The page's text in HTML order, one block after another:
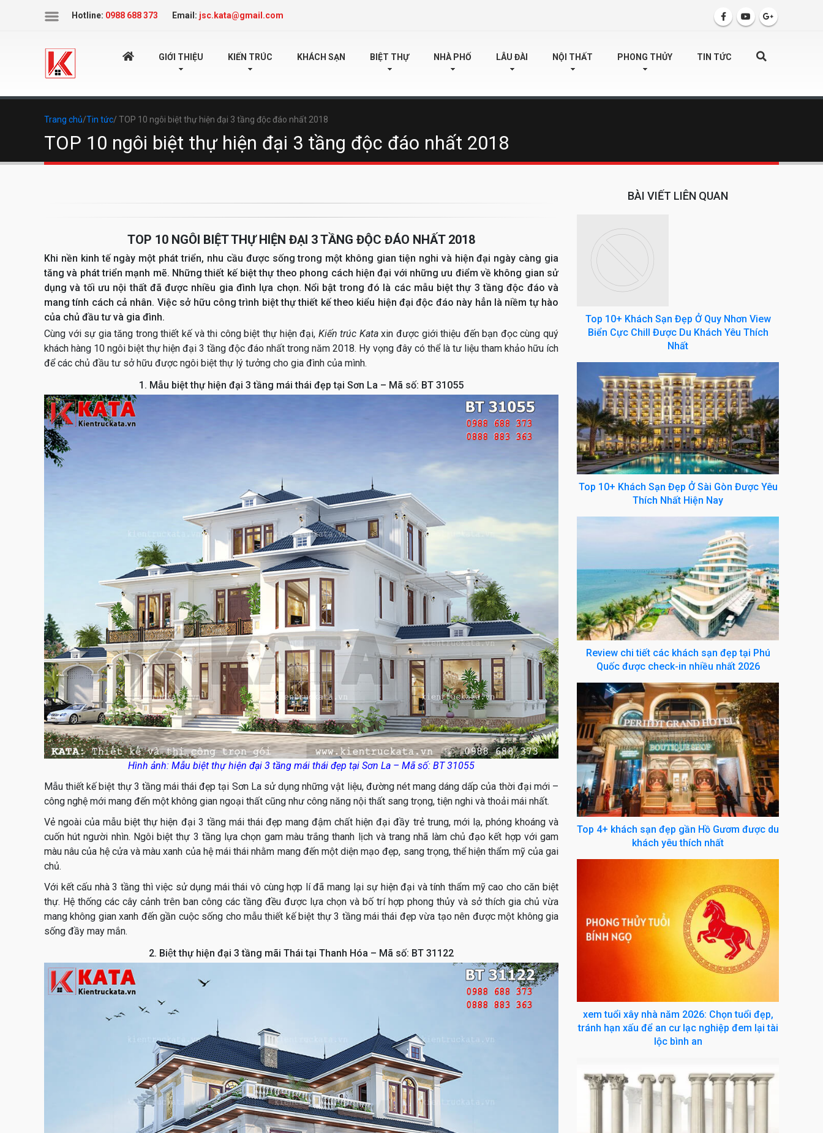
IconHotline: 0988 688 373 Email: jsc.kata@gmail.com
TRANGGIỚI THIỆU KIẾN TRÚC KHÁCH SẠN BIỆT THỰ NHÀ PHỐ LÂU ĐÀI NỘI THẤT PHONG THỦY TIN TỨC
Trang chủ/Tin tức/ TOP 10 ngôi biệt thự hiện đại 3 tầng độc đáo nhất 2018
TOP 10 ngôi biệt thự hiện đại 3 tầng độc đáo nhất 2018
TOP 10 NGÔI BIỆT THỰ HIỆN ĐẠI 3 TẦNG ĐỘC ĐÁO NHẤT 2018
Khi nền kinh tế ngày một phát triển, nhu cầu được sống trong một không gian tiện nghi và hiện đại ngày càng gia
tăng và phát triển mạnh mẽ. Những thiết kế biệt thự theo phong cách hiện đại với những ưu điểm về không gian sử
dụng và tối ưu nội thất đã được nhiều gia đình lựa chọn. Nổi bật trong đó là các mẫu biệt thự 3 tầng độc đáo và
mang tính cách cả nhân. Việc sở hữu công trình biệt thự thiết kế theo kiểu hiện đại độc đáo này hẳn là niềm tự hào
của chủ đầu tư và gia đình.
Cùng với sự gia tăng trong thiết kế và thi công biệt thự hiện đại, Kiến trúc Kataxin được giới thiệu đến bạn đọc cùng quý
khách hàng 10 ngôi biệt thự hiện đại 3 tầng độc đáo nhất trong năm 2018. Hy vọng đây có thể là tư liệu tham khảo hữu ích
để các chủ đầu tư sở hữu được ngôi biệt thự lý tưởng cho gia đình của mình.
1. Mẫu biệt thự hiện đại 3 tầng mái thái đẹp tại Sơn La – Mã số: BT 31055
Hình ảnh: Mẫu biệt thự hiện đại 3 tầng mái thái đẹp tại Sơn La – Mã số: BT 31055
Mẫu thiết kế biệt thự 3 tầng mái thái đẹp tại Sơn La sử dụng những vật liệu, đường nét mang dáng dấp của thời đại mới –
công nghệ mới mang đến một không gian ngoại thất cũng như công năng nội thất sang trọng, tiện nghi và thoải mái nhất.
Vẻ ngoài của mẫu biệt thự hiện đại 3 tầng mái thái đẹp mang đậm chất hiện đại đầy trẻ trung, mới lạ, phóng khoáng và
cuốn hút người nhìn. Ngôi biệt thự 3 tầng lựa chọn gam màu trắng thanh lịch và trang nhã làm chủ đạo kết hợp với gam
màu nâu của hệ cửa và màu xanh của hệ mái thái nhằm mang đến một diện mạo đẹp, sang trọng, thể hiện thẩm mỹ của gai
chủ.
Với kết cấu nhà 3 tầng thì việc sử dụng mái thái vô cùng hợp lí đã mang lại sự hiện đại và tính thẩm mỹ cao cho căn biệt
thự. Hệ thống các cây cảnh trên ban công các tầng đều được lựa chọn và bố trí hợp phong thủy và sở thích gia chủ vừa
mang không gian xanh đến gần cuộc sống cho mẫu thiết kế biệt thự 3 tầng mái thái đẹp vừa tạo nên được một không gia
sống đầy may mắn.
2. Biệt thự hiện đại 3 tầng mãi Thái tại Thanh Hóa – Mã số: BT 31122
BÀI VIẾT LIÊN QUAN
Top 10+ Khách Sạn Đẹp Ở Quy Nhơn View
Biển Cực Chill Được Du Khách Yêu Thích
Nhất
Top 10+ Khách Sạn Đẹp Ở Sài Gòn Được Yêu
Thích Nhất Hiện Nay
Review chi tiết các khách sạn đẹp tại Phú
Quốc được check-in nhiều nhất 2026
Top 4+ khách sạn đẹp gần Hồ Gươm được du
khách yêu thích nhất
xem tuổi xây nhà năm 2026: Chọn tuổi đẹp,
tránh hạn xấu để an cư lạc nghiệp đem lại tài
lộc bình an